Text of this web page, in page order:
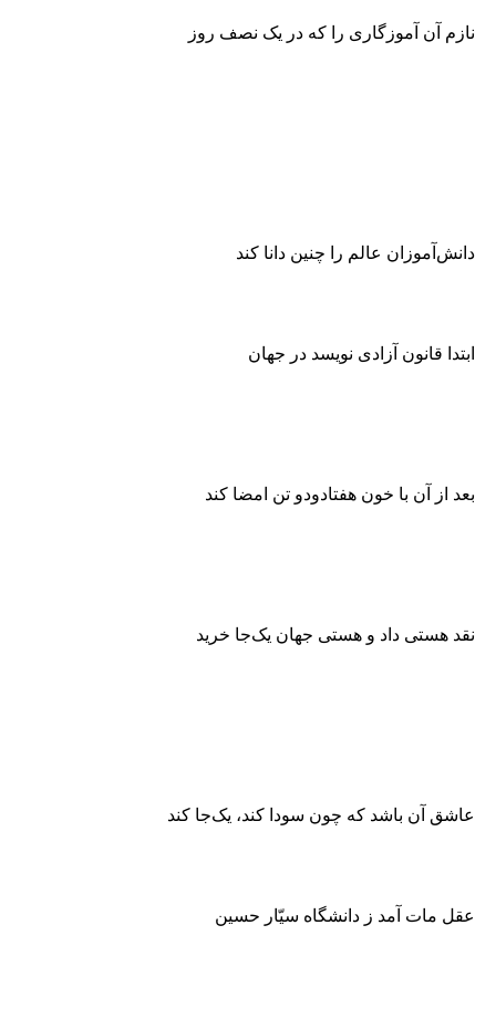
نازم آن آموزگارى را که در یک نصف روز
دانش‌آموزان عالم را چنین دانا کند
ابتدا قانون آزادى نویسد در جهان
بعد از آن با خون هفتاد‌و‌دو تن امضا کند
نقد هستى داد و هستى جهان یک‌جا خرید
عاشق آن باشد که چون سودا کند، یک‌جا کند
عقل مات آمد ز دانشگاه سیّار حسین